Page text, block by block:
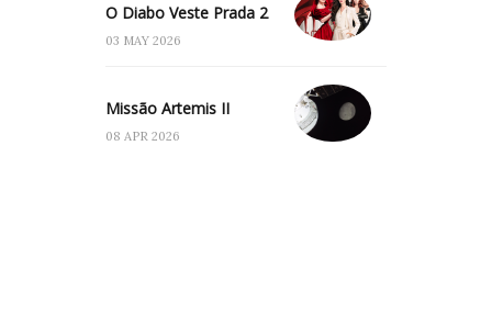
O Diabo Veste Prada 2
03 MAY 2026
Missão Artemis II
08 APR 2026